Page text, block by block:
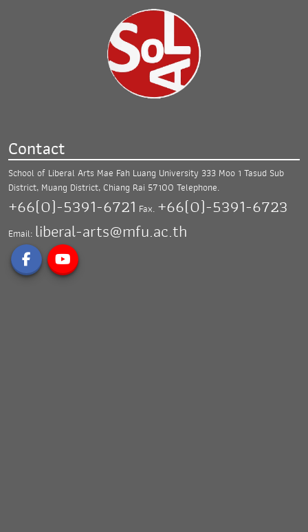
Contact
School of Liberal Arts Mae Fah Luang University 333 Moo 1 Tasud Sub
District, Muang District,Chiang Rai 57100 Telephone.
+66(0)-5391-6721 Fax. +66(0)-5391-6723
Email: liberal-arts@mfu.ac.th